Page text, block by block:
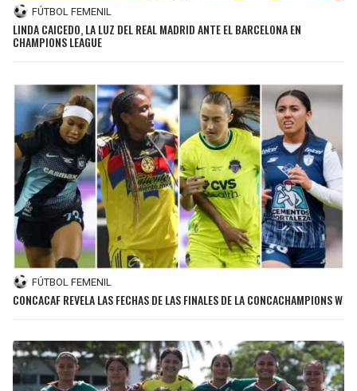
FÚTBOL FEMENIL
LINDA CAICEDO, LA LUZ DEL REAL MADRID ANTE EL BARCELONA EN
CHAMPIONS LEAGUE
FÚTBOL FEMENIL
CONCACAF REVELA LAS FECHAS DE LAS FINALES DE LA CONCACHAMPIONS W